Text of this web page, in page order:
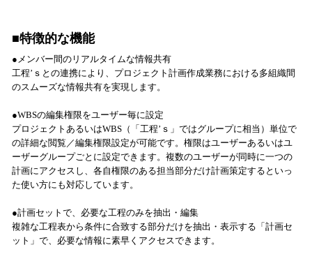
■特徴的な機能
●メンバー間のリアルタイムな情報共有
工程’ｓとの連携により、プロジェクト計画作成業務における多組織間
のスムーズな情報共有を実現します。
●WBSの編集権限をユーザー毎に設定
プロジェクトあるいはWBS（「工程’ｓ」ではグループに相当）単位で
の詳細な閲覧／編集権限設定が可能です。権限はユーザーあるいはユ
ーザーグループごとに設定できます。複数のユーザーが同時に一つの
計画にアクセスし、各自権限のある担当部分だけ計画策定するといっ
た使い方にも対応しています。
●計画セットで、必要な工程のみを抽出・編集
複雑な工程表から条件に合致する部分だけを抽出・表示する「計画セ
ット」で、必要な情報に素早くアクセスできます。